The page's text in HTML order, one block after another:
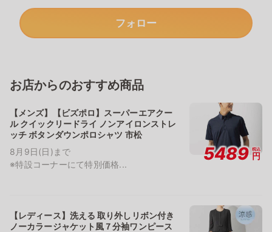
フォロー
お店からのおすすめ商品
【メンズ】【ビズポロ】スーパーエアクー
ル クイックリードライ ノンアイロンストレ
ッチ ボタンダウンポロシャツ 市松
8月9日(日)まで
※特設コーナーにて特別価格...
5489 税込
円
【レディース】洗える 取り外しリボン付き
ノーカラージャケット風７分袖ワンピース